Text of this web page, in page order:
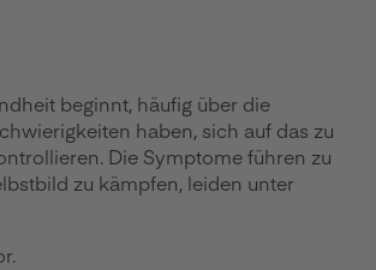
beginnt, häufig über die
haben, sich auf das zu
Die Symptome führen zu
zu kämpfen, leiden unter